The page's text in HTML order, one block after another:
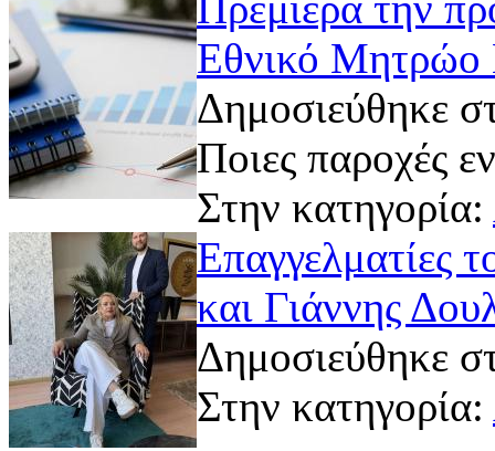
Εθνικό Μητρώο
Δημοσιεύθηκε
Ποιες παροχές
Στην κατηγορία:
Επαγγελματίες
και Γιάννης
Δημοσιεύθηκε
Στην κατηγορία: